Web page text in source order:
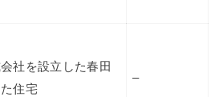
社を設立した春田
住宅
–